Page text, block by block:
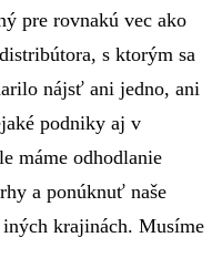
pre rovnakú vec ako
s ktorým sa
nájsť ani jedno, ani
podniky aj v
máme odhodlanie
a ponúknuť naše
krajinách. Musíme